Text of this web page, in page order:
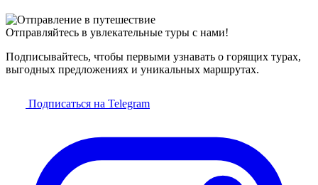
Отправляйтесь в увлекательные туры с нами!
Подписывайтесь, чтобы первыми узнавать о горящих турах,
выгодных предложениях и уникальных маршрутах.
Подписаться на Telegram